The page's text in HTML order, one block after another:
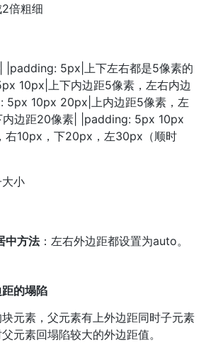
倍粗细
|padding: 5px|上下左右都是5像素的
10px|上下内边距5像素，左右内边
5px 10px 20px|上内边距5像素，左
内边距20像素| |padding: 5px 10px
10px，下20px，左30px（顺时
小
中方法：左右外边距都设置为auto。
的塌陷
元素，父元素有上外边距同时子元素
元素回塌陷较大的外边距值。